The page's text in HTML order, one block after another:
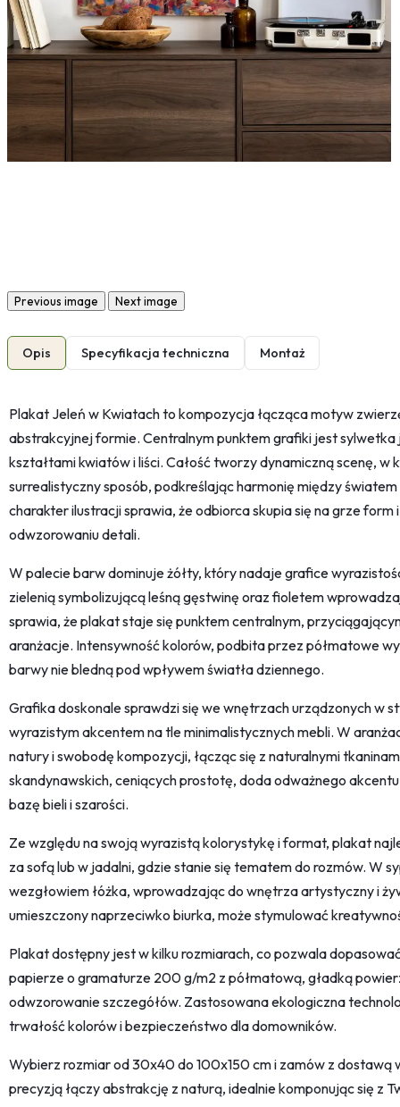
Previous image Next image
Opis Specyfikacja techniczna Montaż
Plakat Jeleń w Kwiatach to kompozycja łącząca motyw
abstrakcyjnej formie. Centralnym punktem grafiki jest sylwetka
kształtami kwiatów i liści. Całość tworzy dynamiczną scenę,
surrealistyczny sposób, podkreślając harmonię między
charakter ilustracji sprawia, że odbiorca skupia się na grze form
odwzorowaniu detali.
W palecie barw dominuje żółty, który nadaje grafice
zielenią symbolizującą leśną gęstwinę oraz fioletem
sprawia, że plakat staje się punktem centralnym,
aranżacje. Intensywność kolorów, podbita przez półmatowe
barwy nie bledną pod wpływem światła dziennego.
Grafika doskonale sprawdzi się we wnętrzach urządzonych w
wyrazistym akcentem na tle minimalistycznych mebli. W
natury i swobodę kompozycji, łącząc się z naturalnymi
skandynawskich, ceniących prostotę, doda odważnego
bazę bieli i szarości.
Ze względu na swoją wyrazistą kolorystykę i format, plakat
za sofą lub w jadalni, gdzie stanie się tematem do rozmów. W
wezgłowiem łóżka, wprowadzając do wnętrza artystyczny i
umieszczony naprzeciwko biurka, może stymulować
Plakat dostępny jest w kilku rozmiarach, co pozwala
papierze o gramaturze 200 g/m2 z półmatową, gładką
odwzorowanie szczegółów. Zastosowana ekologiczna
trwałość kolorów i bezpieczeństwo dla domowników.
Wybierz rozmiar od 30x40 do 100x150 cm i zamów z dostawą
precyzją łączy abstrakcję z naturą, idealnie komponując się z